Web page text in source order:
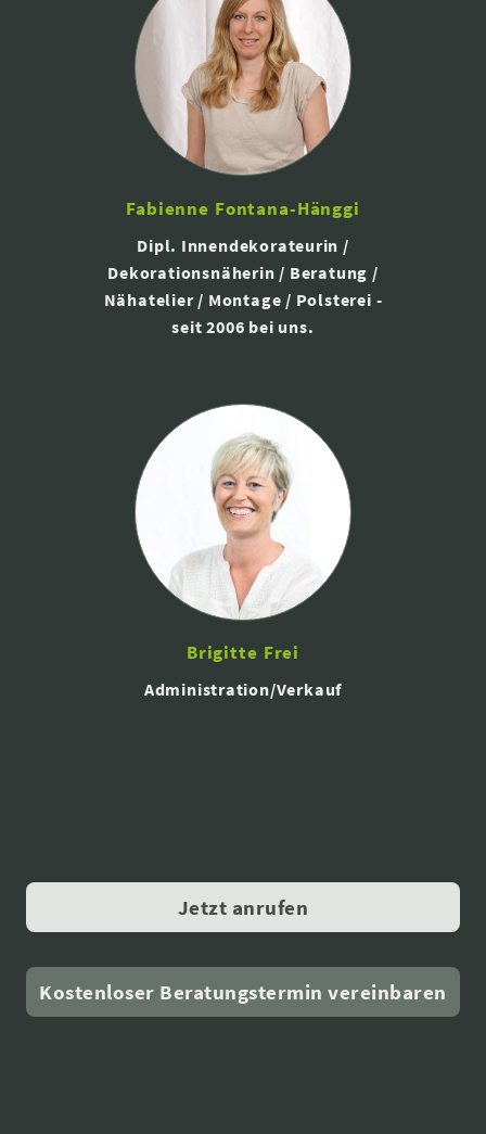
Fabienne Fontana-Hänggi
Dipl. Innendekorateurin /
Dekorationsnäherin / Beratung /
Nähatelier / Montage / Polsterei -
seit 2006 bei uns.
Brigitte Frei
Administration/Verkauf
Jetzt anrufen
Kostenloser Beratungstermin vereinbaren